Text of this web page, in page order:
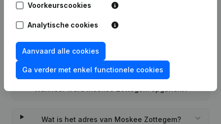
Zottegem
Wat is het PEPPOL ID van Moskee Zottegem?
Wat is het adres van Moskee Zottegem?
Voorkeurscookies
Analytische cookies
Aanvaard alle cookies
Ga verder met enkel functionele cookies